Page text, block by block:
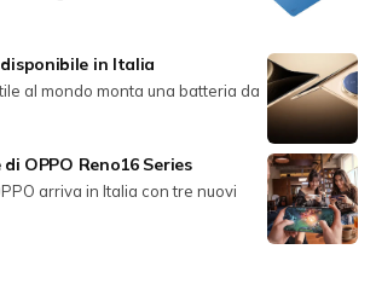
in Italia
al mondo monta una batteria da
OPPO Reno16 Series
arriva in Italia con tre nuovi